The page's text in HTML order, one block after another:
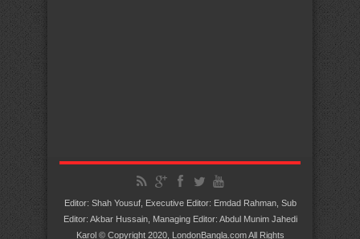
Editor: Shah Yousuf, Executive Editor: Emdad Rahman, Sub
Editor: Akbar Hussain, Managing Editor: Abdul Munim Jahedi
Karol © Copyright 2020, LondonBangla.com All Rights